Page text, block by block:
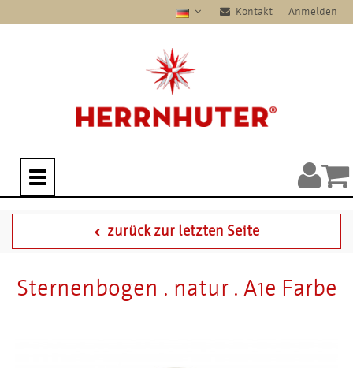
Kontakt Anmelden
zurück zur letzten Seite
Sternenbogen . natur . A1e Farbe